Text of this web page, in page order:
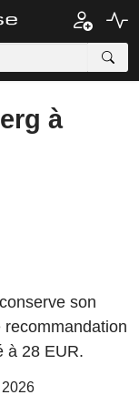
à
son
à 28 EUR.